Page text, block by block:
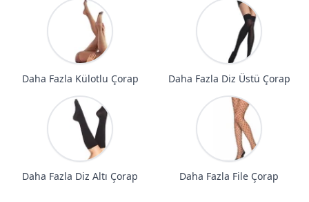
Daha Fazla Külotlu Çorap Daha Fazla Diz Üstü Çorap
Daha Fazla Diz Altı Çorap Daha Fazla File Çorap